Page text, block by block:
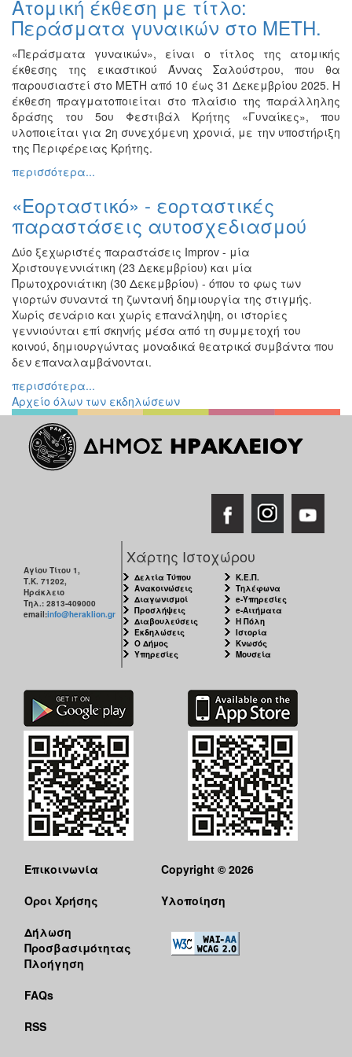
Ζωγραφική
Φωτογραφία
Τραγούδι
Μουσική
Κινηματογράφος
Χορός
Θέατρο
Παζάρι
Συνέδρια
-
Διημερίδες
Σεμινάρια-
Διαλέξεις-
Ομιλίες
Διάφορες
Εκθέσεις
Εκδηλώσεις
για
Παιδιά
Άλλες
Εκδηλώσεις
ΔΗΜΟΣ
ΠΟΛΗ
Ατομική έκθεση με τίτλο:
Περάσματα γυναικών στο ΜΕΤΗ.
«Περάσματα γυναικών», είναι ο τίτλος της ατομικής
έκθεσης της εικαστικού Άννας Σαλούστρου, που θα
παρουσιαστεί στο ΜΕΤΗ από 10 έως 31 Δεκεμβρίου 2025. Η
έκθεση πραγματοποιείται στο πλαίσιο της παράλληλης
δράσης του 5ου Φεστιβάλ Κρήτης «Γυναίκες», που
υλοποιείται για 2η συνεχόμενη χρονιά, με την υποστήριξη
της Περιφέρειας Κρήτης.
περισσότερα...
«Εορταστικό» - εορταστικές
παραστάσεις αυτοσχεδιασμού
Δύο ξεχωριστές παραστάσεις Improv - μία
Χριστουγεννιάτικη (23 Δεκεμβρίου) και μία
Πρωτοχρονιάτικη (30 Δεκεμβρίου) - όπου το φως των
γιορτών συναντά τη ζωντανή δημιουργία της στιγμής.
Χωρίς σενάριο και χωρίς επανάληψη, οι ιστορίες
γεννιούνται επί σκηνής μέσα από τη συμμετοχή του
κοινού, δημιουργώντας μοναδικά θεατρικά συμβάντα που
δεν επαναλαμβάνονται.
περισσότερα...
Αρχείο όλων των εκδηλώσεων
Αγίου Τίτου 1,
Τ.Κ. 71202,
Ηράκλειο
Τηλ.: 2813-409000
email:info@heraklion.gr
Χάρτης Ιστοχώρου
Δελτία Τύπου
Ανακοινώσεις
Διαγωνισμοί
Προσλήψεις
Διαβουλεύσεις
Εκδηλώσεις
Ο Δήμος
Υπηρεσίες
Κ.Ε.Π.
Τηλέφωνα
e-Υπηρεσίες
e-Αιτήματα
Η Πόλη
Ιστορία
Κνωσός
Μουσεία
Επικοινωνία
Όροι Χρήσης
Δήλωση
Προσβασιμότητας
Πλοήγηση
FAQs
RSS
Copyright © 2026
Υλοποίηση